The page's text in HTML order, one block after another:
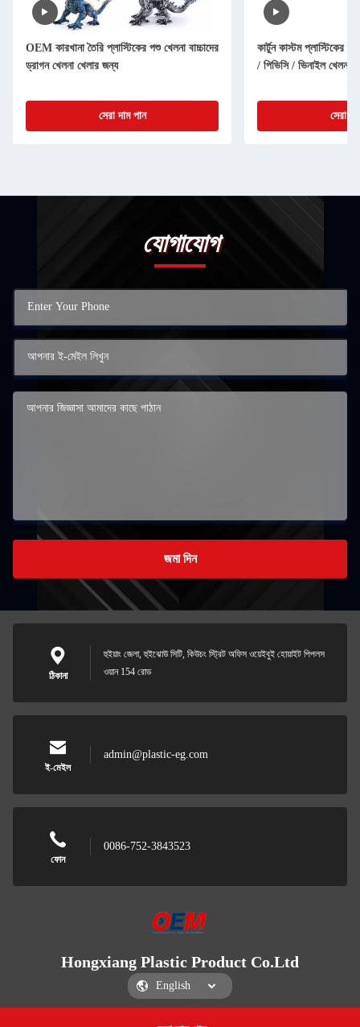
OEM কারখানা তৈরি প্লাস্টিকের পশু খেলনা বাচ্চাদের
ড্রাগন খেলনা খেলার জন্য
সেরা দাম পান
কার্টুন কাস্টম প্লাস্টিকের
/ পিভিসি / ভিনাইল খেলনা
সেরা
যোগাযোগ
জমা দিন
ঠিকানা
হুইয়াং জেলা, হুইঝোউ সিটি, কিউচং স্ট্রিট অফিস ওয়েইবুই হোয়াইট পিপলস
ওয়ান 154 রোড
ই-মেইল
admin@plastic-eg.com
ফোন
0086-752-3843523
Hongxiang Plastic Product Co.Ltd